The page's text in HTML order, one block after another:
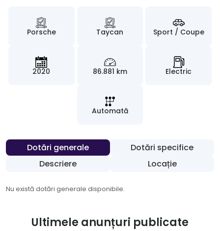
Porsche Taycan Sport / Coupe
2020 86.881 km Electric
Automată
Dotări generale
Dotări specifice
Descriere
Locație
Nu există dotări generale disponibile.
Ultimele anunțuri publicate